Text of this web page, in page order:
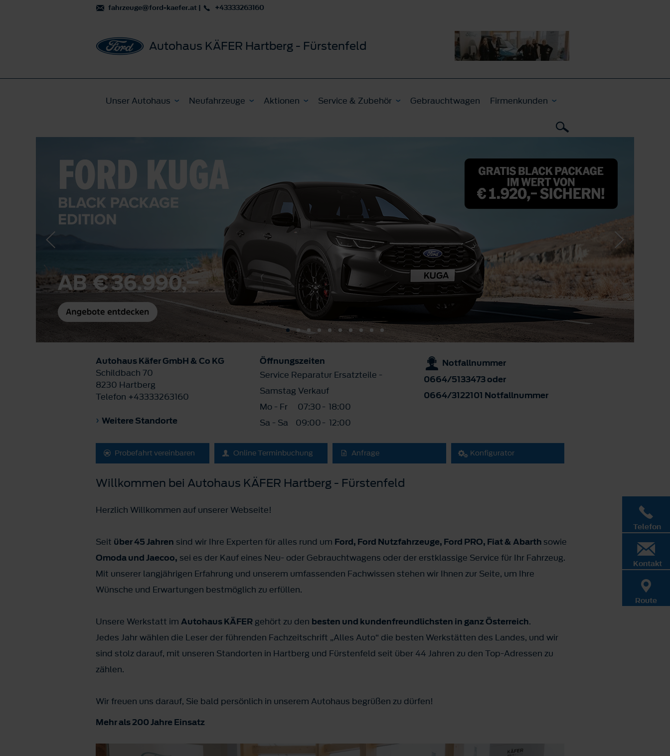
fahrzeuge@ford-kaefer.at | +43333263160
Autohaus KÄFER Hartberg - Fürstenfeld
Unser Autohaus Neufahrzeuge Aktionen Service & Zubehör Gebrauchtwagen Firmenkunden
Autohaus Käfer GmbH & Co KG
Schildbach 70
8230 Hartberg
Telefon +43333263160
Weitere Standorte
Öffnungszeiten
Service Reparatur Ersatzteile -
Samstag Verkauf
Mo - Fr
07:30- 18:00
Sa - Sa
09:00- 12:00
Notfallnummer
0664/5133473 oder
0664/3122101 Notfallnummer
Probefahrt vereinbaren Online Terminbuchung Anfrage Konfigurator
Willkommen bei Autohaus KÄFER Hartberg - Fürstenfeld
Herzlich Willkommen auf unserer Webseite!
Seit über 45 Jahren sind wir Ihre Experten für alles rund um Ford, Ford Nutzfahrzeuge, Ford PRO, Fiat & Abarth sowie
Omoda und Jaecoo, sei es der Kauf eines Neu- oder Gebrauchtwagens oder der erstklassige Service für Ihr Fahrzeug.
Mit unserer langjährigen Erfahrung und unserem umfassenden Fachwissen stehen wir Ihnen zur Seite, um Ihre
Wünsche und Erwartungen bestmöglich zu erfüllen.
Unsere Werkstatt im Autohaus KÄFERgehört zu den besten und kundenfreundlichsten in ganz Österreich.
Jedes Jahr wählen die Leser der führenden Fachzeitschrift „Alles Auto“ die besten Werkstätten des Landes, und wir
sind stolz darauf, mit unseren Standorten in Hartberg und Fürstenfeld seit über 44 Jahren zu den Top-Adressen zu
zählen.
Wir freuen uns darauf, Sie bald persönlich in unserem Autohaus begrüßen zu dürfen!
Mehr als 200 Jahre Einsatz
Telefon
Kontakt
Route